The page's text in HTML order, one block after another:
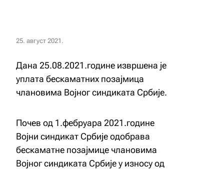
25. август 2021.
Дана 25.08.2021.године извршена је
уплата бескаматних позајмица
члановима Војног синдиката Србије.
Почев од 1.фебруара 2021.године
Војни синдикат Србије одобрава
бескаматне позајмице члановима
Војног синдиката Србије у износу од